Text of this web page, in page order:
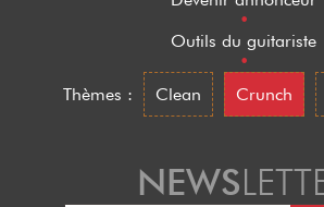
•
Outils du guitariste
•
Thèmes :
Clean Crunch
NEWS